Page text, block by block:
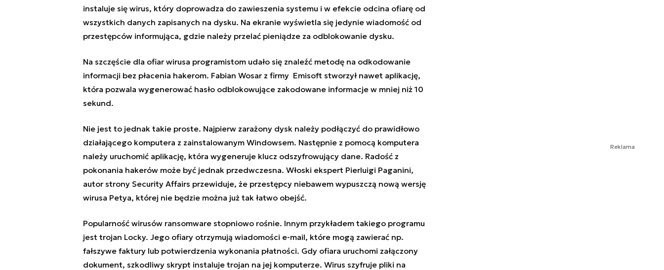
instaluje się wirus, który doprowadza do zawieszenia systemu i w efekcie odcina ofiarę od
wszystkich danych zapisanych na dysku. Na ekranie wyświetla się jedynie wiadomość od
przestępców informująca, gdzie należy przelać pieniądze za odblokowanie dysku.
Na szczęście dla ofiar wirusa programistom udało się znaleźć metodę na odkodowanie
informacji bez płacenia hakerom. Fabian Wosar z firmy Emisoft stworzył nawet aplikację,
która pozwala wygenerować hasło odblokowujące zakodowane informacje w mniej niż 10
sekund.
Nie jest to jednak takie proste. Najpierw zarażony dysk należy podłączyć do prawidłowo
działającego komputera z zainstalowanym Windowsem. Następnie z pomocą komputera
należy uruchomić aplikację, która wygeneruje klucz odszyfrowujący dane. Radość z
pokonania hakerów może być jednak przedwczesna. Włoski ekspert Pierluigi Paganini,
autor strony Security Affairs przewiduje, że przestępcy niebawem wypuszczą nową wersję
wirusa Petya, której nie będzie można już tak łatwo obejść.
Popularność wirusów ransomware stopniowo rośnie. Innym przykładem takiego programu
jest trojan Locky. Jego ofiary otrzymują wiadomości e-mail, które mogą zawierać np.
fałszywe faktury lub potwierdzenia wykonania płatności. Gdy ofiara uruchomi załączony
dokument, szkodliwy skrypt instaluje trojan na jej komputerze. Wirus szyfruje pliki na
Reklama